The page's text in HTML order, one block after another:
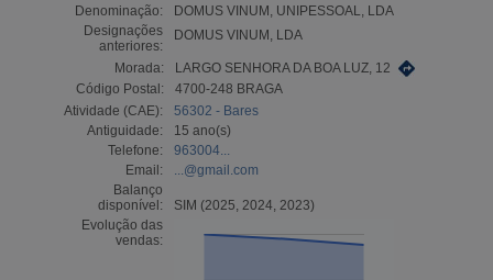
Denominação:
DOMUS VINUM, UNIPESSOAL, LDA
Designações
anteriores:
DOMUS VINUM, LDA
Morada:
LARGO SENHORA DA BOA LUZ, 12
Código Postal:
4700-248 BRAGA
Atividade (CAE):
56302 - Bares
Antiguidade:
15 ano(s)
Telefone:
963004...
Email:
...@gmail.com
Balanço
disponível:
SIM (2025, 2024, 2023)
Evolução das
vendas: